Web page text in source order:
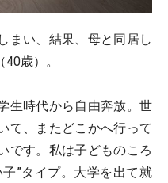
まい、結果、母と同居し
歳）。
生時代から自由奔放。世
て、またどこかへ行って
です。私は子どものころ
”タイプ。大学を出て就